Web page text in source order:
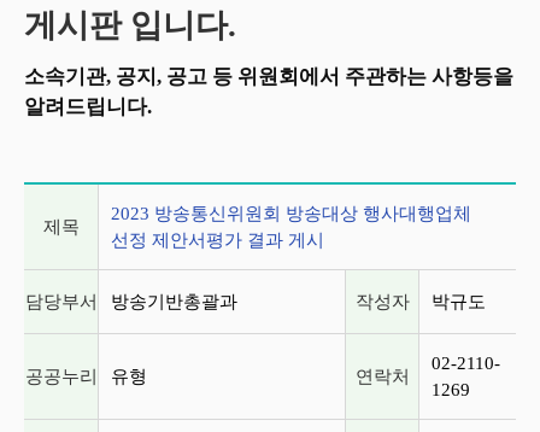
게시판 입니다.
소속기관, 공지, 공고 등 위원회에서 주관하는 사항등을
알려드립니다.
제목
2023 방송통신위원회 방송대상 행사대행업체
선정 제안서평가 결과 게시
담당부서 방송기반총괄과 작성자 박규도
공공누리 유형 연락처
02-2110-
1269